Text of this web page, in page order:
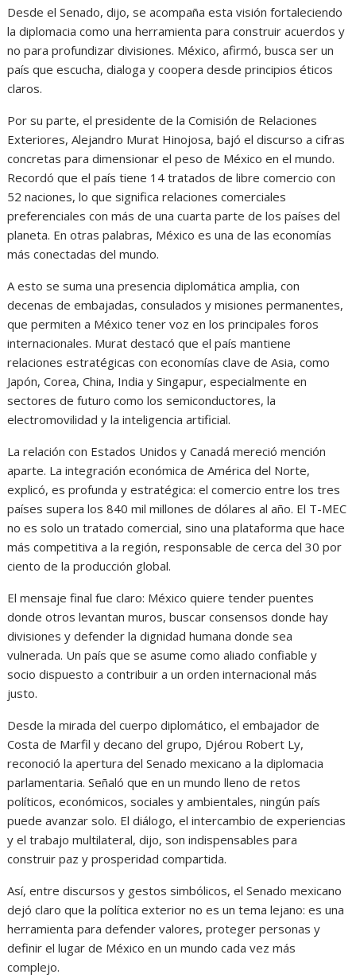
Desde el Senado, dijo, se acompaña esta visión fortaleciendo
la diplomacia como una herramienta para construir acuerdos y
no para profundizar divisiones. México, afirmó, busca ser un
país que escucha, dialoga y coopera desde principios éticos
claros.
Por su parte, el presidente de la Comisión de Relaciones
Exteriores, Alejandro Murat Hinojosa, bajó el discurso a cifras
concretas para dimensionar el peso de México en el mundo.
Recordó que el país tiene 14 tratados de libre comercio con
52 naciones, lo que significa relaciones comerciales
preferenciales con más de una cuarta parte de los países del
planeta. En otras palabras, México es una de las economías
más conectadas del mundo.
A esto se suma una presencia diplomática amplia, con
decenas de embajadas, consulados y misiones permanentes,
que permiten a México tener voz en los principales foros
internacionales. Murat destacó que el país mantiene
relaciones estratégicas con economías clave de Asia, como
Japón, Corea, China, India y Singapur, especialmente en
sectores de futuro como los semiconductores, la
electromovilidad y la inteligencia artificial.
La relación con Estados Unidos y Canadá mereció mención
aparte. La integración económica de América del Norte,
explicó, es profunda y estratégica: el comercio entre los tres
países supera los 840 mil millones de dólares al año. El T-MEC
no es solo un tratado comercial, sino una plataforma que hace
más competitiva a la región, responsable de cerca del 30 por
ciento de la producción global.
El mensaje final fue claro: México quiere tender puentes
donde otros levantan muros, buscar consensos donde hay
divisiones y defender la dignidad humana donde sea
vulnerada. Un país que se asume como aliado confiable y
socio dispuesto a contribuir a un orden internacional más
justo.
Desde la mirada del cuerpo diplomático, el embajador de
Costa de Marfil y decano del grupo, Djérou Robert Ly,
reconoció la apertura del Senado mexicano a la diplomacia
parlamentaria. Señaló que en un mundo lleno de retos
políticos, económicos, sociales y ambientales, ningún país
puede avanzar solo. El diálogo, el intercambio de experiencias
y el trabajo multilateral, dijo, son indispensables para
construir paz y prosperidad compartida.
Así, entre discursos y gestos simbólicos, el Senado mexicano
dejó claro que la política exterior no es un tema lejano: es una
herramienta para defender valores, proteger personas y
definir el lugar de México en un mundo cada vez más
complejo.